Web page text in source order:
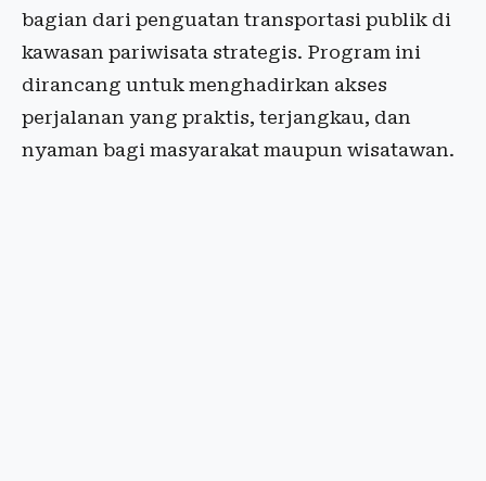
bagian dari penguatan transportasi publik di
kawasan pariwisata strategis. Program ini
dirancang untuk menghadirkan akses
perjalanan yang praktis, terjangkau, dan
nyaman bagi masyarakat maupun wisatawan.